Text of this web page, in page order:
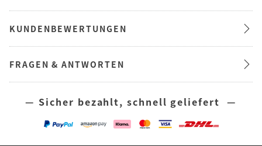
KUNDENBEWERTUNGEN
FRAGEN & ANTWORTEN
— Sicher bezahlt, schnell geliefert —